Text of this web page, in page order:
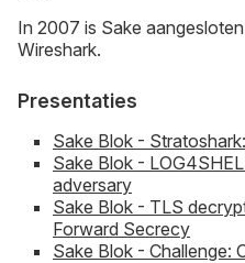
In 2007 is Sake
Wireshark.
Presentaties
Sake Blok -
Sake Blok -
adversary
Sake Blok - TLS
Forward Secrecy
Sake Blok - Challenge: